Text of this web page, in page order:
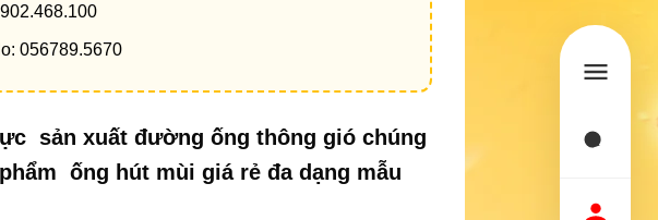
056789.5670
sản xuất đường ống thông gió chúng
ống hút mùi giá rẻ đa dạng mẫu